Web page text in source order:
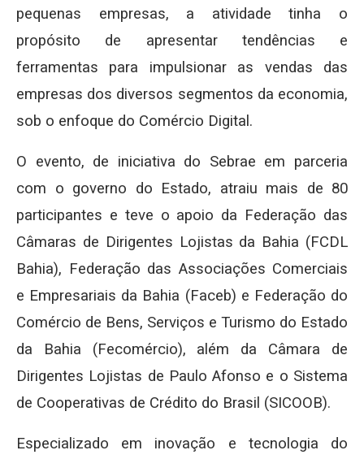
pequenas empresas, a atividade tinha o
propósito de apresentar tendências e
ferramentas para impulsionar as vendas das
empresas dos diversos segmentos da economia,
sob o enfoque do Comércio Digital.
O evento, de iniciativa do Sebrae em parceria
com o governo do Estado, atraiu mais de 80
participantes e teve o apoio da Federação das
Câmaras de Dirigentes Lojistas da Bahia (FCDL
Bahia), Federação das Associações Comerciais
e Empresariais da Bahia (Faceb) e Federação do
Comércio de Bens, Serviços e Turismo do Estado
da Bahia (Fecomércio), além da Câmara de
Dirigentes Lojistas de Paulo Afonso e o Sistema
de Cooperativas de Crédito do Brasil (SICOOB).
Especializado em inovação e tecnologia do